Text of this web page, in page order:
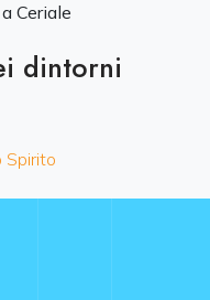
Ceriale
dintorni
Spirito